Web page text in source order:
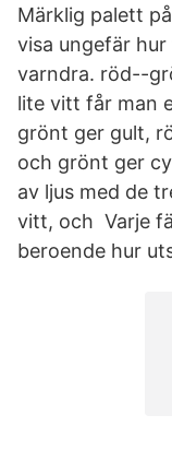
Märklig palett
visa ungefär
varndra. röd--
lite vitt får man
grönt ger gult,
och grönt ger
av ljus med de
vitt, och Varje
beroende hur